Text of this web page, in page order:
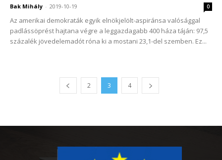
Bak Mihály - 2019-10-19 0
Az amerikai demokraták egyik elnökjelölt-aspiránsa valósággal
padlássöprést hajtana végre a leggazdagabb 400 háza táján: 97,5
százalék jövedelemadót róna ki a mostani 23,1-del szemben. Ez...
2 3 4